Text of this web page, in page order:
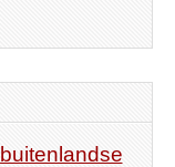
buitenlandse